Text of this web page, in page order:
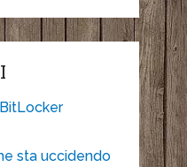
sta uccidendo